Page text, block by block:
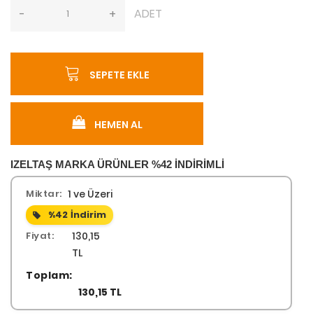
- + ADET
SEPETE EKLE
HEMEN AL
IZELTAŞ MARKA ÜRÜNLER %42 İNDİRİMLİ
Miktar: 1 ve Üzeri
%42 İndirim
Fiyat:
130,15
TL
Toplam:
130,15 TL